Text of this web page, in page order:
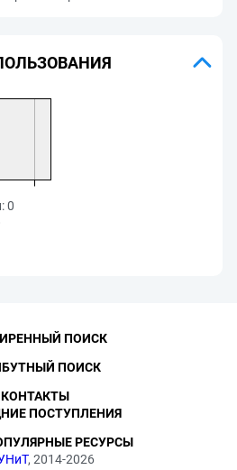
0
, 2014-2026
ПОИСК
ПОИСК
КОНТАКТЫ
ПОСТУПЛЕНИЯ
РЕСУРСЫ